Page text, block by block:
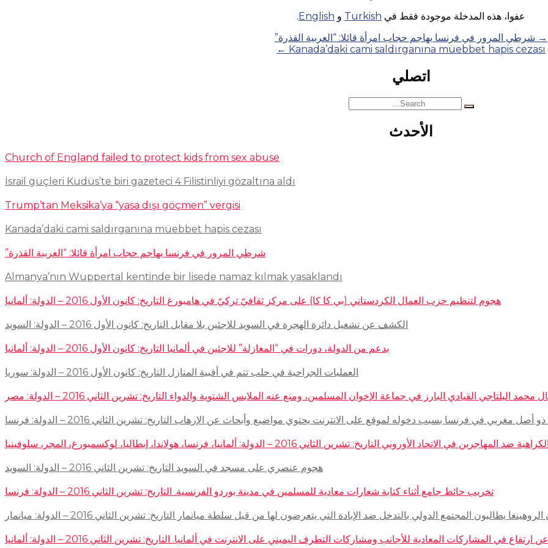
عفوا، هذه المدخلة موجودة فقط في Turkish و English
.
→ شرطي المرور في فرنسا يهاجم حجاب امرأة قائلا: “العربية القذرة”
Kanada’daki cami saldırganına müebbet hapis cezası
←
اتصلي
Search
for:
الأحدث
Church of England failed to protect kids from sex abuse
İsrail güçleri Kudüs’te biri gazeteci 4 Filistinliyi gözaltına aldı
Trump’tan Meksika’ya “yasa dışı göçmen” vergisi
Kanada’daki cami saldırganına müebbet hapis cezası
شرطي المرور في فرنسا يهاجم حجاب امرأة قائلا: “العربية القذرة”
Almanya’nın Wuppertal kentinde bir lisede namaz kılmak yasaklandı
هجوم لتنظيم حزب العمال الكردستاني (بي كا كا) على مركز ثقافيّ تركيّ في هامبورغ التاريخ: كانون الأول 2016 – الدولة: ألمانيا
الكشف عن تشغيل دائرة الهجرة في السويد للاجئين بلا مقابل التاريخ: كانون الأول 2016 – الدولة: السويد
بدعم من الدولة، دورات في “المغازلة” للاجئين في ألمانيا التاريخ: كانون الأول 2016 – الدولة: ألمانيا
العمليات الجراحية في حلب تتم في أقبية المنازل التاريخ: كانون الأول 2016 – الدولة: سوريا
محمد البلتاجي القيادي البارز في جماعة الإخوان المسلمين، ومنع عنه الملابس الشتوية والدواء التاريخ: تشرين الثاني 2016 – الدولة: مصر
مغربي في فرنسا بسبب دخوله لموقع على الانترنت يحتوي مواضيع وأبحاث عن الإرهاب التاريخ: تشرين الثاني 2016 – الدولة: فرنسا
في الاتحاد الأوروبي التاريخ: تشرين الثاني 2016 – الدولة: ألمانيا، فرنسا، هولاندا، إيطاليا، لوكسمبورغ، المجر، سلوفينيا
هجوم عنصري على مسجد في السويد التاريخ: تشرين الثاني 2016 – الدولة: السويد
تخريب حائط جامع أثناء كتابة شعارات معادية للمسلمين في مدينة بوردو الفرنسية. التاريخ: تشرين الثاني 2016 – الدولة: فرنسا
يطالبون المجتمع الدولي بالتدخل ضد الإبادة التي يتعرضون لها من قبل سلطة ميانمار التاريخ: تشرين الثاني 2016 – الدولة: ميانمار
في المشاركات المعادية للأجانب ومشاركات التطرف اليميني على الانترنت في ألمانيا. التاريخ: تشرين الثاني 2016 – الدولة: ألمانيا